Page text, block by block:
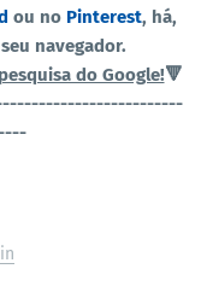
ou no Pinterest, há,
navegador.
do Google!🔻
-----------------------